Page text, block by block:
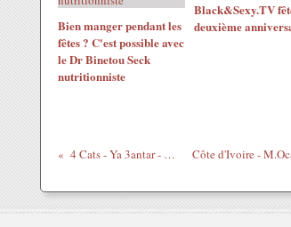
Bien manger pendant les
fêtes ? C'est possible avec
le Dr Binetou Seck
nutritionniste
Black&Sexy.TV
deuxième
4 Cats - Ya 3antar - فور كاتس - يا عنتر